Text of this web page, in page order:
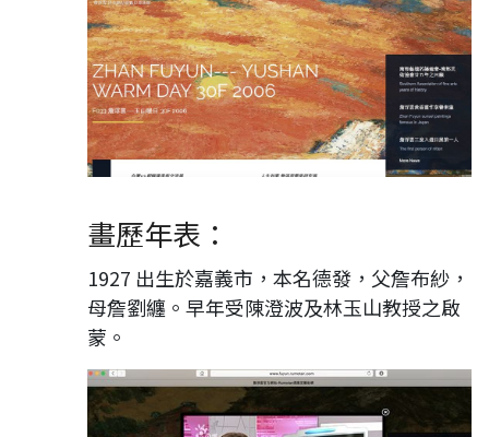
Product Details
畫歷年表：
1927 出生於嘉義市，本名德發，父詹布紗，
母詹劉纏。早年受陳澄波及林玉山教授之啟
蒙。